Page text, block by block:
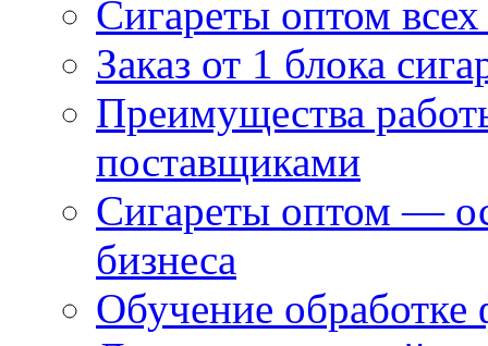
Сигареты оптом
Заказ от 1 блока
Преимущества
поставщиками
Сигареты оптом —
бизнеса
Обучение